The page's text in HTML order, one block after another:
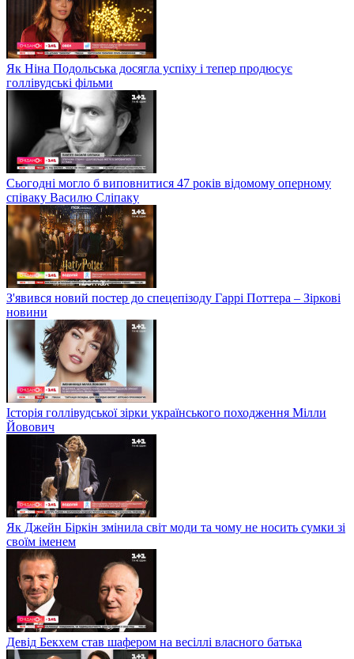
Як Ніна Подольська досягла успіху і тепер продюсує
голлівудські фільми
Сьогодні могло б виповнитися 47 років відомому оперному
співаку Василю Сліпаку
З'явився новий постер до спецепізоду Гаррі Поттера – Зіркові
новини
Історія голлівудської зірки українського походження Мілли
Йовович
Як Джейн Біркін змінила світ моди та чому не носить сумки зі
своїм іменем
Девід Бекхем став шафером на весіллі власного батька